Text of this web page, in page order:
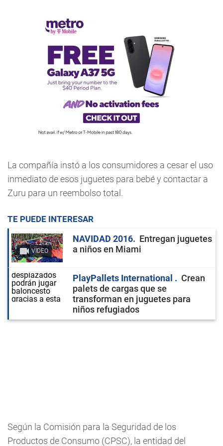
La compañía instó a los consumidores a cesar el uso
inmediato de esos juguetes para bebé y contactar a
Zuru para un reembolso total.
TE PUEDE INTERESAR
VIDEO
NAVIDAD 2016
Entregan juguetes
a niños en Miami
PlayPallets International
Crean
palets de cargas que se
transforman en juguetes para
niños refugiados
Según la Comisión para la Seguridad de los
Productos de Consumo (CPSC), la entidad del